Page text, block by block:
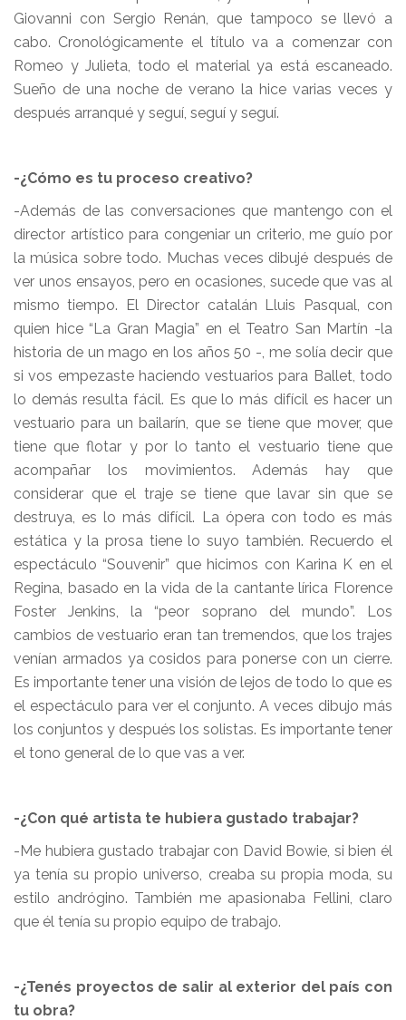
Giovanni con Sergio Renán, que tampoco se llevó a
cabo. Cronológicamente el título va a comenzar con
Romeo y Julieta, todo el material ya está escaneado.
Sueño de una noche de verano la hice varias veces y
después arranqué y seguí, seguí y seguí.
-¿Cómo es tu proceso creativo?
-Además de las conversaciones que mantengo con el
director artístico para congeniar un criterio, me guío por
la música sobre todo. Muchas veces dibujé después de
ver unos ensayos, pero en ocasiones, sucede que vas al
mismo tiempo. El Director catalán Lluis Pasqual, con
quien hice “La Gran Magia” en el Teatro San Martín -la
historia de un mago en los años 50 -, me solía decir que
si vos empezaste haciendo vestuarios para Ballet, todo
lo demás resulta fácil. Es que lo más difícil es hacer un
vestuario para un bailarín, que se tiene que mover, que
tiene que flotar y por lo tanto el vestuario tiene que
acompañar los movimientos. Además hay que
considerar que el traje se tiene que lavar sin que se
destruya, es lo más difícil. La ópera con todo es más
estática y la prosa tiene lo suyo también. Recuerdo el
espectáculo “Souvenir” que hicimos con Karina K en el
Regina, basado en la vida de la cantante lírica Florence
Foster Jenkins, la “peor soprano del mundo”. Los
cambios de vestuario eran tan tremendos, que los trajes
venían armados ya cosidos para ponerse con un cierre.
Es importante tener una visión de lejos de todo lo que es
el espectáculo para ver el conjunto. A veces dibujo más
los conjuntos y después los solistas. Es importante tener
el tono general de lo que vas a ver.
-¿Con qué artista te hubiera gustado trabajar?
-Me hubiera gustado trabajar con David Bowie, si bien él
ya tenía su propio universo, creaba su propia moda, su
estilo andrógino. También me apasionaba Fellini, claro
que él tenía su propio equipo de trabajo.
-¿Tenés proyectos de salir al exterior del país con
tu obra?